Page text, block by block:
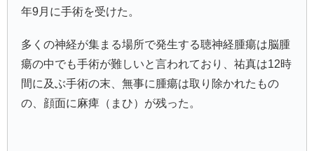
年9月に手術を受けた。
多くの神経が集まる場所で発生する聴神経腫瘍は脳腫
瘍の中でも手術が難しいと言われており、祐真は12時
間に及ぶ手術の末、無事に腫瘍は取り除かれたもの
の、顔面に麻痺（まひ）が残った。